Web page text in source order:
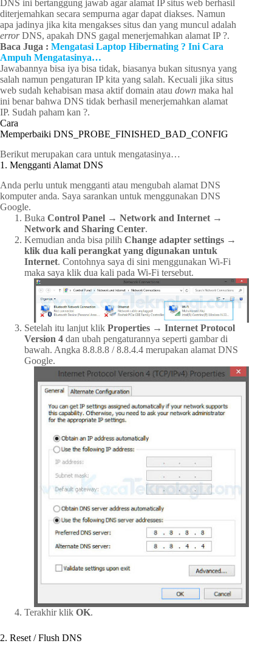
DNS ini bertanggung jawab agar alamat IP situs web berhasil
diterjemahkan secara sempurna agar dapat diakses. Namun
apa jadinya jika kita mengakses situs dan yang muncul adalah
errorDNS, apakah DNS gagal menerjemahkan alamat IP ?.
Baca Juga : Mengatasi Laptop Hibernating ? Ini Cara
Ampuh Mengatasinya…
Jawabannya bisa iya bisa tidak, biasanya bukan situsnya yang
salah namun pengaturan IP kita yang salah. Kecuali jika situs
web sudah kehabisan masa aktif domain atau down maka hal
ini benar bahwa DNS tidak berhasil menerjemahkan alamat
IP. Sudah paham kan ?.
Cara
Memperbaiki DNS_PROBE_FINISHED_BAD_CONFIG
Berikut merupakan cara untuk mengatasinya…
1. Mengganti Alamat DNS
Anda perlu untuk mengganti atau mengubah alamat DNS
komputer anda. Saya sarankan untuk menggunakan DNS
Google.
Buka Control Panel → Network and Internet →
Network and Sharing Center.
Kemudian anda bisa pilih Change adapter settings →
klik dua kali perangkat yang digunakan untuk
Internet. Contohnya saya di sini menggunakan Wi-Fi
maka saya klik dua kali pada Wi-Fi tersebut.
Setelah itu lanjut klik Properties → Internet Protocol
Version 4 dan ubah pengaturannya seperti gambar di
bawah. Angka 8.8.8.8 / 8.8.4.4 merupakan alamat DNS
Google.
Terakhir klik OK.
2. Reset / Flush DNS